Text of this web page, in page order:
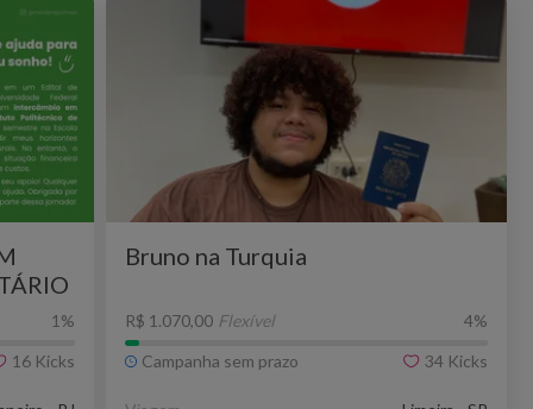
1 %
16 Kicks
Bruno na Turquia
R$ 1.070,00 Flexível 4%
Campanha sem prazo
34 Kicks